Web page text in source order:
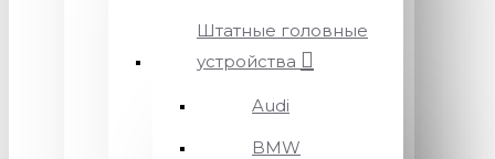
Штатные головные
устройства
Audi
BMW